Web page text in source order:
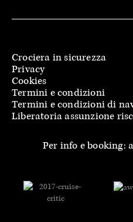
Crociera in sicurezza
Privacy
Cookies
Termini e condizioni
Termini e condizioni di
Liberatoria assunzione
Per info e booking: